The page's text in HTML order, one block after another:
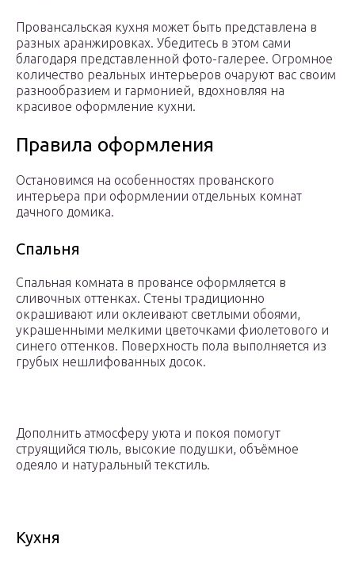
Провансальская кухня может быть представлена в
разных аранжировках. Убедитесь в этом сами
благодаря представленной фото-галерее. Огромное
количество реальных интерьеров очаруют вас своим
разнообразием и гармонией, вдохновляя на
красивое оформление кухни.
Правила оформления
Остановимся на особенностях прованского
интерьера при оформлении отдельных комнат
дачного домика.
Спальня
Спальная комната в провансе оформляется в
сливочных оттенках. Стены традиционно
окрашивают или оклеивают светлыми обоями,
украшенными мелкими цветочками фиолетового и
синего оттенков. Поверхность пола выполняется из
грубых нешлифованных досок.
Дополнить атмосферу уюта и покоя помогут
струящийся тюль, высокие подушки, объёмное
одеяло и натуральный текстиль.
Кухня